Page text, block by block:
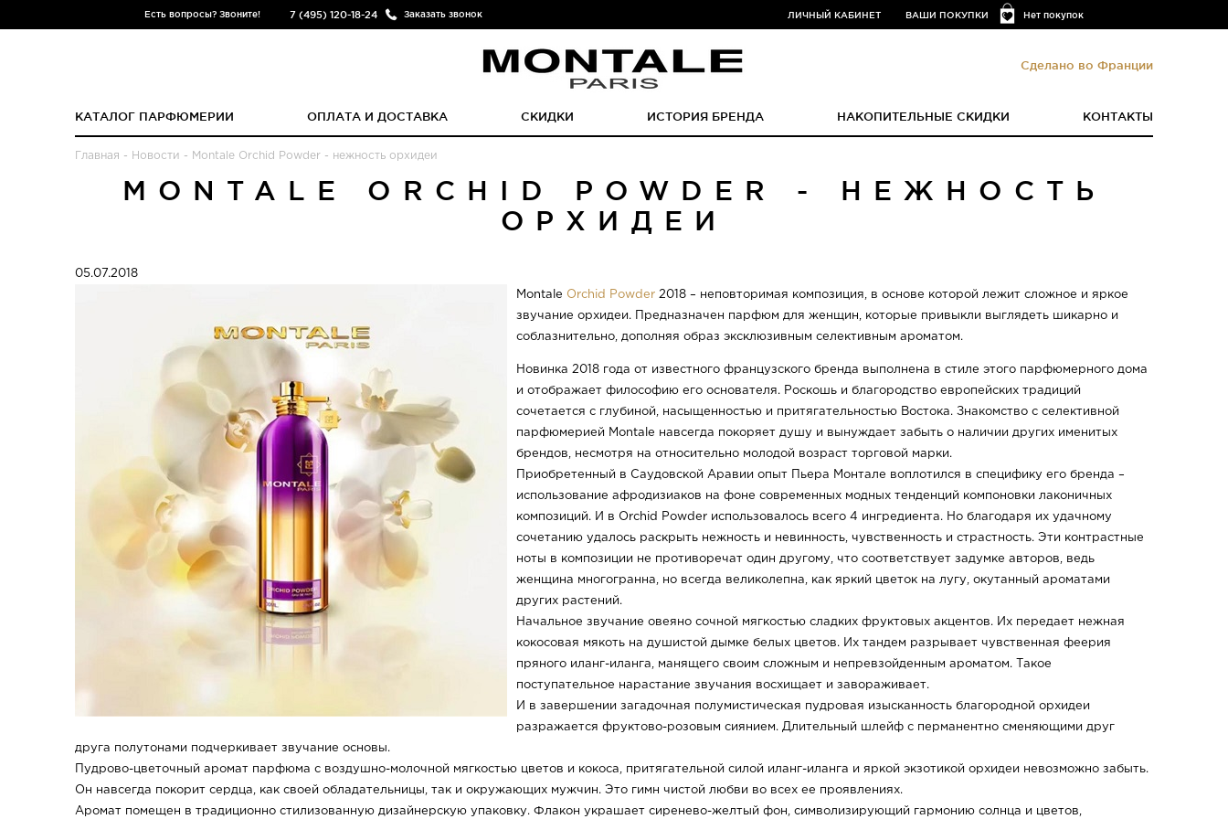
Есть вопросы? Звоните! 7 (495) 120-18-24 Заказать звонок Нет покупок
ЛИЧНЫЙ КАБИНЕТ ВАШИ ПОКУПКИ
Сделано во Франции
КАТАЛОГ ПАРФЮМЕРИИ ОПЛАТА И ДОСТАВКА СКИДКИ ИСТОРИЯ БРЕНДА НАКОПИТЕЛЬНЫЕ СКИДКИ КОНТАКТЫ
Главная - Новости - Montale Orchid Powder - нежность орхидеи
MONTALE ORCHID POWDER - НЕЖНОСТЬ
ОРХИДЕИ
05.07.2018
Montale Orchid Powder 2018 – неповторимая композиция, в основе которой лежит сложное и яркое
звучание орхидеи. Предназначен парфюм для женщин, которые привыкли выглядеть шикарно и
соблазнительно, дополняя образ эксклюзивным селективным ароматом.
Новинка 2018 года от известного французского бренда выполнена в стиле этого парфюмерного дома
и отображает философию его основателя. Роскошь и благородство европейских традиций
сочетается с глубиной, насыщенностью и притягательностью Востока. Знакомство с селективной
парфюмерией Montale навсегда покоряет душу и вынуждает забыть о наличии других именитых
брендов, несмотря на относительно молодой возраст торговой марки.
Приобретенный в Саудовской Аравии опыт Пьера Монтале воплотился в специфику его бренда –
использование афродизиаков на фоне современных модных тенденций компоновки лаконичных
композиций. И в Orchid Powder использовалось всего 4 ингредиента. Но благодаря их удачному
сочетанию удалось раскрыть нежность и невинность, чувственность и страстность. Эти контрастные
ноты в композиции не противоречат один другому, что соответствует задумке авторов, ведь
женщина многогранна, но всегда великолепна, как яркий цветок на лугу, окутанный ароматами
других растений.
Начальное звучание овеяно сочной мягкостью сладких фруктовых акцентов. Их передает нежная
кокосовая мякоть на душистой дымке белых цветов. Их тандем разрывает чувственная феерия
пряного иланг-иланга, манящего своим сложным и непревзойденным ароматом. Такое
поступательное нарастание звучания восхищает и завораживает.
И в завершении загадочная полумистическая пудровая изысканность благородной орхидеи
разражается фруктово-розовым сиянием. Длительный шлейф с перманентно сменяющими друг
друга полутонами подчеркивает звучание основы.
Пудрово-цветочный аромат парфюма с воздушно-молочной мягкостью цветов и кокоса, притягательной силой иланг-иланга и яркой экзотикой орхидеи невозможно забыть.
Он навсегда покорит сердца, как своей обладательницы, так и окружающих мужчин. Это гимн чистой любви во всех ее проявлениях.
Аромат помещен в традиционно стилизованную дизайнерскую упаковку. Флакон украшает сиренево-желтый фон, символизирующий гармонию солнца и цветов,